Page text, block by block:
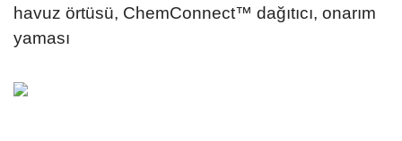
havuz örtüsü, ChemConnect™ dağıtıcı, onarım
yaması